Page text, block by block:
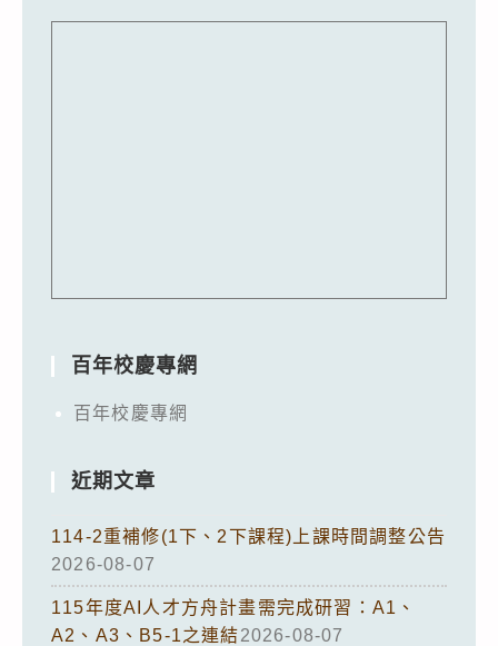
百年校慶專網
百年校慶專網
近期文章
114-2重補修(1下、2下課程)上課時間調整公告
2026-08-07
115年度AI人才方舟計畫需完成研習：A1、
A2、A3、B5-1之連結2026-08-07